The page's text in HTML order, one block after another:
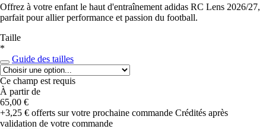
Offrez à votre enfant le haut d'entraînement adidas RC Lens 2026/27,
parfait pour allier performance et passion du football.
Taille
*
Guide des tailles
Ce champ est requis
À partir de
65,00 €
+3,25 € offerts sur votre prochaine commande Crédités après
validation de votre commande